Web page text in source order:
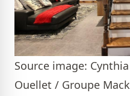
Source image:
Ouellet / Groupe